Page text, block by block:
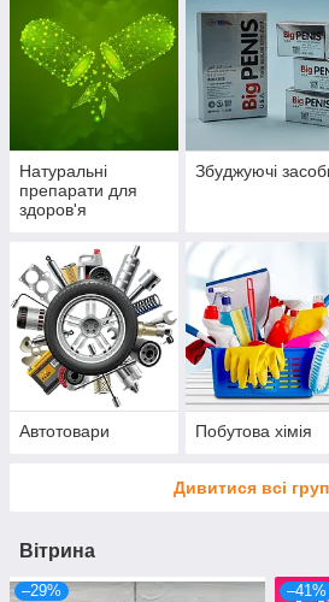
Натуральні
препарати для
здоров'я
Збуджуючі
Автотовари Побутова хімія
Дивитися всі
Вітрина
–29% –41%